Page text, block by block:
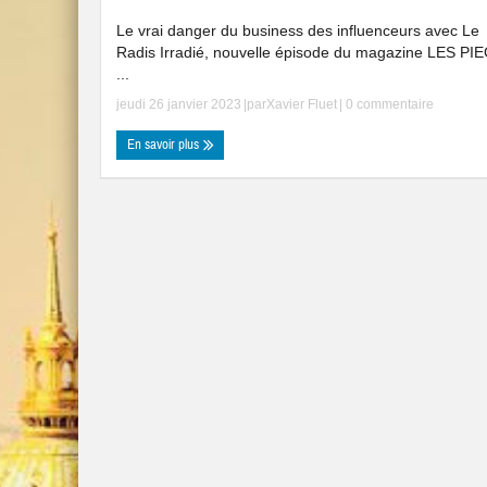
Le vrai danger du business des influenceurs avec Le
Radis Irradié, nouvelle épisode du magazine LES
jeudi 26 janvier 2023 |parXavier Fluet 0 commentaire
En savoir plus